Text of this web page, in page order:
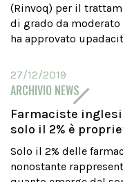
(Rinvoq) per il
di grado da moderato
ha approvato
27/12/2019
ARCHIVIO NEWS
Farmaciste
solo il 2% è
Solo il 2% delle
nonostante